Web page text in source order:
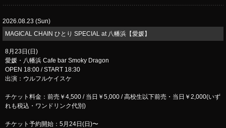
2026.08.23 (Sun)
MAGICAL CHAIN ひとり SPECIAL at 八幡浜【愛媛】
8月23日(日)
愛媛・八幡浜 Cafe bar Smoky Dragon
OPEN 18:00 / START 18:30
出演：ウルフルケイスケ
チケット料金：前売￥4,500 / 当日￥5,000 / 高校生以下前売・当日￥2,000(いず
れも税込・ワンドリンク代別)
チケット予約開始：5月24日(日)〜